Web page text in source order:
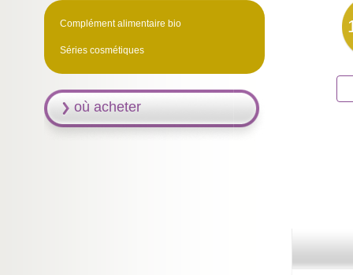
Complément alimentaire bio
Séries cosmétiques
où acheter